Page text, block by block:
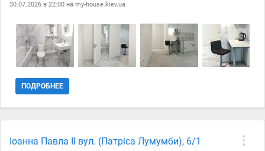
паркану і наявності укриття. Не втрачайте можливість стати
30.07.2026 в 22:00 на my-house.kiev.ua
ПОДРОБНЕЕ
Іоанна Павла ІІ вул. (Патріса Лумумби), 6/1